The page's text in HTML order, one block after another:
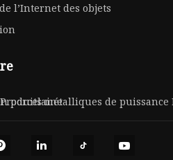
l’Internet des objets
porcelaine
Produits métalliques de puissance